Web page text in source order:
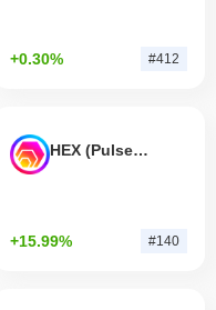
+0.30% #412
HEX (Pulsechain)
+15.99% #140